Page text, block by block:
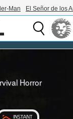
Man El Señor de los
Horror